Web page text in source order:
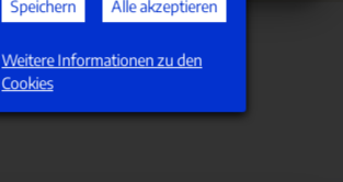
Speichern Alle akzeptieren
Weitere Informationen zu den
Cookies